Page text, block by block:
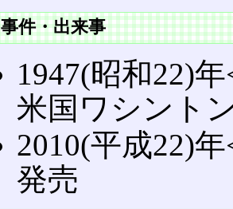
事件・出来事
1947(昭和22)
米国ワシント
2010(平成22)
発売